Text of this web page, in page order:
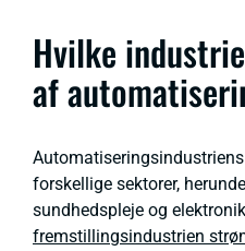
Hvilke
af
forskellige sektorer,
sundhedspleje og
fremstillingsindustrien